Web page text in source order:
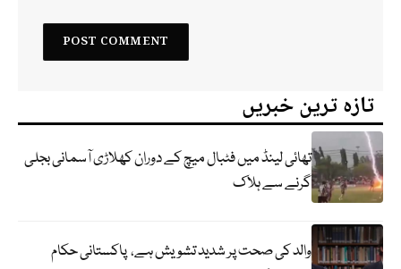
تازہ ترین خبریں
تھائی لینڈ میں فٹبال میچ کے دوران کھلاڑی آسمانی بجلی
گرنے سے ہلاک
والد کی صحت پر شدید تشویش ہے، پاکستانی حکام